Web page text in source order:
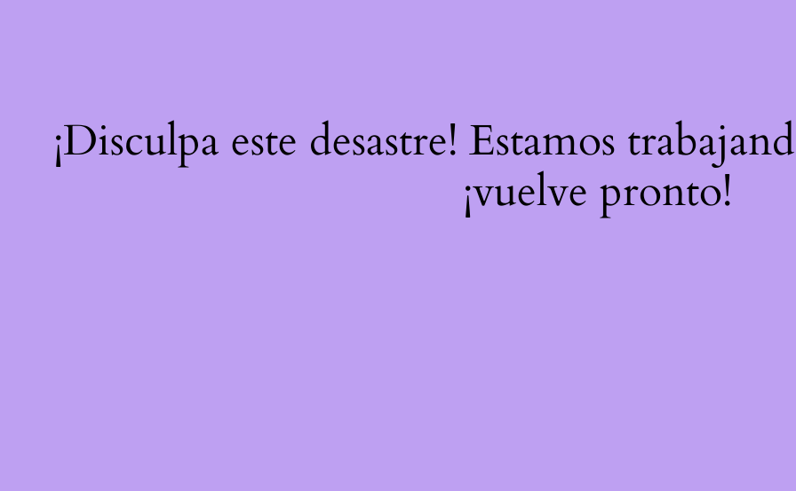
¡Disculpa este desastre! Estamos
¡vuelve pronto!